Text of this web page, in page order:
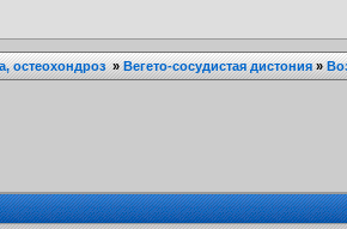
остеохондроз»Вегето-сосудистая дистония»